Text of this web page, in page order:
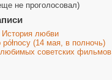
не проголосовал)
История любви
północy (14 мая, в полночь)
советских фильмов